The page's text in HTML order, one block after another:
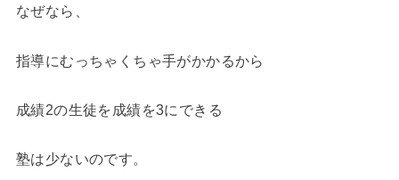
なぜなら、
指導にむっちゃくちゃ手がかかるから
成績2の生徒を成績を3にできる
塾は少ないのです。